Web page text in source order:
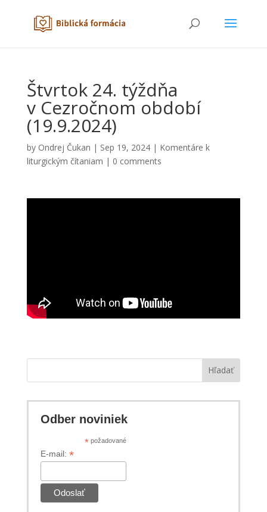
Štvrtok 24. týždňa
v Cezročnom období
(19.9.2024)
by Ondrej Čukan | Sep 19, 2024| Komentáre k
liturgickým čítaniam | 0 comments
Hľadať
Odber noviniek
*požadované
E-mail: *